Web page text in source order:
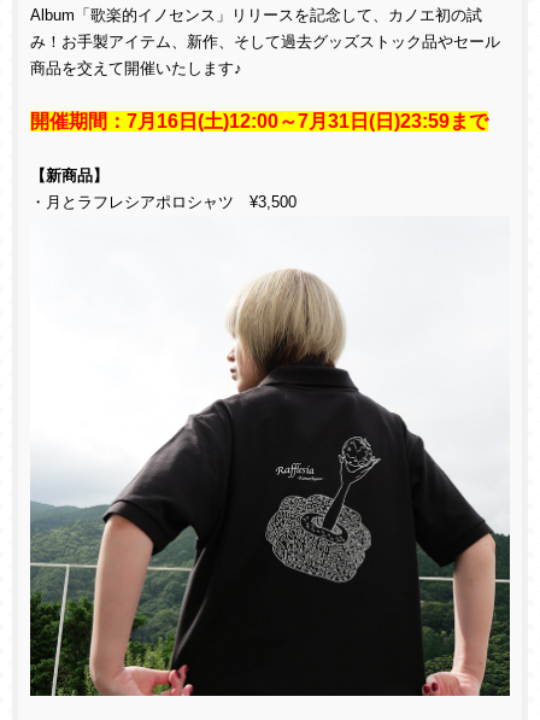
Album「歌楽的イノセンス」リリースを記念して、カノエ初の試
み！お手製アイテム、新作、そして過去グッズストック品やセール
商品を交えて開催いたします♪
開催期間： 7月 16 日 (土)12:00～7月 31 日 ( 日 )23:59まで
【新商品】
・月とラフレシアポロシャツ ¥3,500